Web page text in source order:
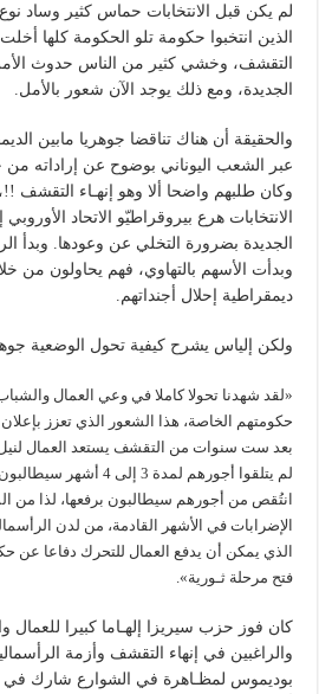
لم يكن قبل الانتخابات حماس كثير وساد
الذين انتخبوا حكومة تلو الحكومة كلها
التقشف، وخشي كثير من الناس حدوث
الجديدة، ومع ذلك يوجد الآن شعور بالأمل.
والحقيقة أن هناك تناقضا جوهريا مابين
عبر الشعب اليوناني بوضوح عن إراداته من
وكان طلبهم واضحا ألا وهو إنهـاء التقشف
الانتخابات هرع بيروقراطيّو الاتحاد
الجديدة بضرورة التخلي عن وعودها. وبدأ
وبدأت الأسهم بالتهاوي، فهم يحاولون من
ديمقراطية إحلال أجنداتهم.
ولكن إلياس يشرح كيفية تحول الوضعية
«لقد شهدنا تحولا كاملا في وعي العمال
حكومتهم الخاصة، هذا الشعور الذي تعزز بإعلان
بعد ست سنوات من التقشف يستعد العمال
لم يتلقوا أجورهم لمدة 3
انتُقص من أجورهم سيطالبون برفعها، لذا من
الإضرابات في الأشهر القادمة، من لدن
الذي يمكن أن يدفع العمال للتحرك دفاعا عن
فتح مرحلة ثـورية».
كان فوز حزب سيريزا إلهـاما كبيرا للعمال
والراغبين في إنهاء التقشف وأزمة
بوديموس لمظـاهرة في الشوارع شارك في